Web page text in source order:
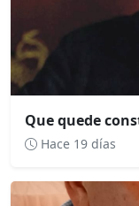
Que quede
Hace 19 días